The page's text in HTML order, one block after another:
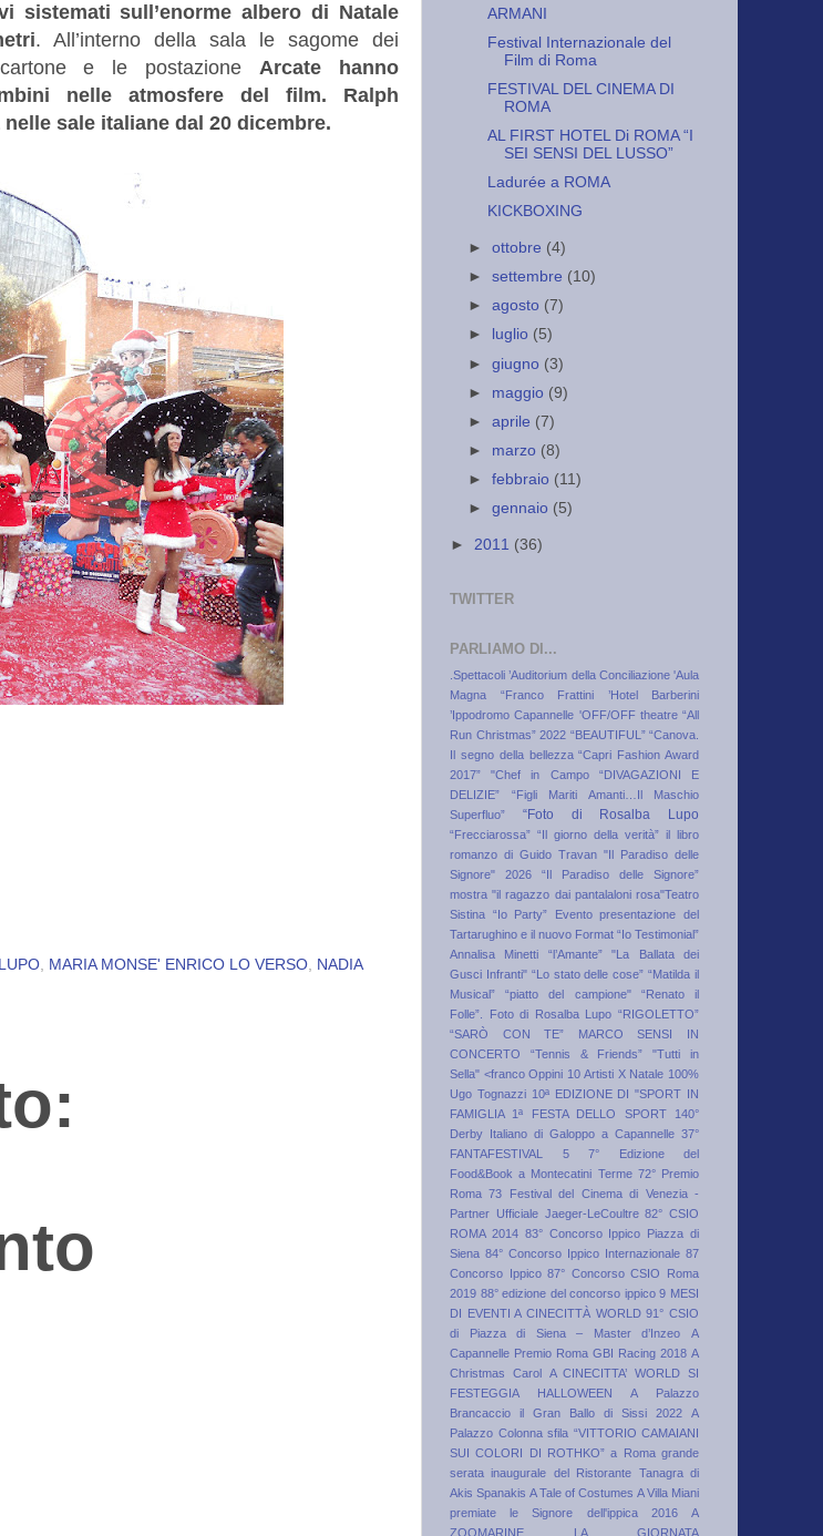
sistemati sull’enorme albero di Natale
. All’interno della sala le sagome dei
e le postazioneArcate hanno
nelle atmosfere del film. Ralph
sale italiane dal 20 dicembre.
, MARIA MONSE' ENRICO LO VERSO, NADIA
ARMANI
Festival Internazionale del
Film di Roma
FESTIVAL DEL CINEMA DI
ROMA
AL FIRST HOTEL Di ROMA “I
SEI SENSI DEL LUSSO”
Ladurée a ROMA
KICKBOXING
►ottobre (4)
►settembre (10)
►agosto (7)
►
luglio (5)
►giugno (3)
► maggio (9)
►aprile (7)
► marzo (8)
►febbraio (11)
►gennaio (5)
► 2011 (36)
TWITTER
PARLIAMO DI...
.Spettacoli ’Auditorium della Conciliazione 'Aula
Magna “Franco Frattini
’Hotel Barberini
’Ippodromo Capannelle 'OFF/OFF theatre “All
Run Christmas” 2022 “BEAUTIFUL” “Canova.
Il segno della bellezza “Capri Fashion Award
2017”
"Chef in Campo
“DIVAGAZIONI E
DELIZIE”
“Figli Mariti Amanti…Il Maschio
Superfluo”
“Foto di Rosalba Lupo
“Frecciarossa” “Il giorno della verità” il libro
romanzo di Guido Travan "Il Paradiso delle
Signore" 2026
“Il Paradiso delle Signore”
mostra "il ragazzo dai pantalaloni rosa"Teatro
Sistina “Io Party” Evento presentazione del
Tartarughino e il nuovo Format “Io Testimonial”
Annalisa Minetti
“l’Amante”
"La Ballata dei
Gusci Infranti" “Lo stato delle cose” “Matilda il
Musical”
“piatto del campione"
“Renato il
Folle”. Foto di Rosalba Lupo “RIGOLETTO”
“SARÒ CON TE” MARCO SENSI IN
CONCERTO
“Tennis & Friends”
"Tutti in
Sella" <franco Oppini 10 Artisti X Natale 100%
Ugo Tognazzi 10ª EDIZIONE DI "SPORT IN
FAMIGLIA 1ª FESTA DELLO SPORT
140°
Derby Italiano di Galoppo a Capannelle 37°
FANTAFESTIVAL
5
7° Edizione del
Food&Book a Montecatini Terme 72° Premio
Roma 73 Festival del Cinema di Venezia -
Partner Ufficiale Jaeger-LeCoultre 82° CSIO
ROMA 2014 83° Concorso Ippico Piazza di
Siena 84° Concorso Ippico Internazionale 87
Concorso Ippico 87° Concorso CSIO Roma
2019 88° edizione del concorso ippico 9 MESI
DI EVENTI A CINECITTÀ WORLD 91° CSIO
di Piazza di Siena – Master d’Inzeo
A
Capannelle Premio Roma GBI Racing 2018 A
Christmas Carol A CINECITTA’ WORLD SI
FESTEGGIA HALLOWEEN
A Palazzo
Brancaccio il Gran Ballo di Sissi 2022
A
Palazzo Colonna sfila “VITTORIO CAMAIANI
SUI COLORI DI ROTHKO” a Roma grande
serata inaugurale del Ristorante Tanagra di
Akis Spanakis A Tale of Costumes A Villa Miani
premiate le Signore dell'ippica 2016
A
ZOOMARINE LA GIORNATA